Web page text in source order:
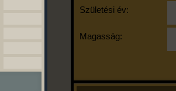
Születési év:
Magasság: